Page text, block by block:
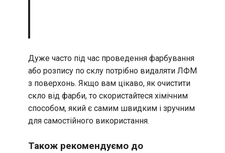
Дуже часто під час проведення фарбування
або розпису по склу потрібно видаляти ЛФМ
з поверхонь. Якщо вам цікаво, як очистити
скло від фарби, то скористайтеся хімічним
способом, який є самим швидким і зручним
для самостійного використання.
Також рекомендуємо до